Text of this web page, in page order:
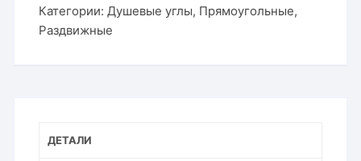
Категории:Душевые углы, Прямоугольные,
Раздвижные
ДЕТАЛИ